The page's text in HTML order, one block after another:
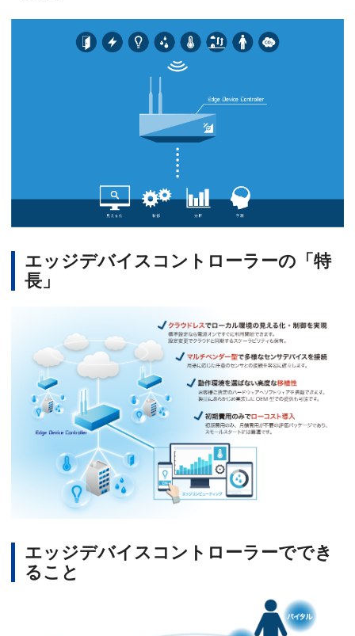
エッジデバイスコントローラーの「特
長」
エッジデバイスコントローラーででき
ること